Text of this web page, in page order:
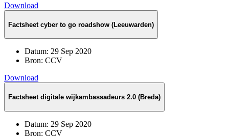
Download
Factsheet cyber to go roadshow (Leeuwarden)
Datum: 29 Sep 2020
Bron: CCV
Download
Factsheet digitale wijkambassadeurs 2.0 (Breda)
Datum: 29 Sep 2020
Bron: CCV